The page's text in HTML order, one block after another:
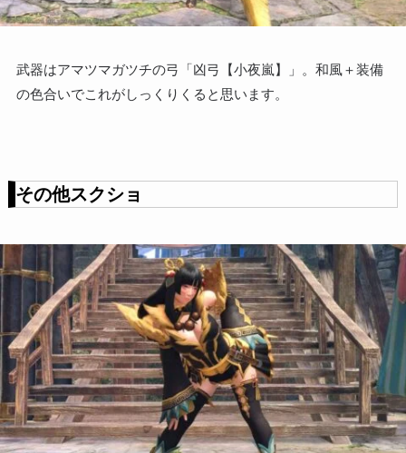
武器はアマツマガツチの弓「凶弓【小夜嵐】」。和風＋装備
の色合いでこれがしっくりくると思います。
その他スクショ